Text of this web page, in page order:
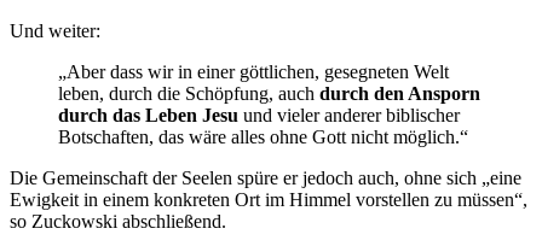
Und weiter:
„Aber dass wir in einer göttlichen, gesegneten Welt
leben, durch die Schöpfung, auch durch den Ansporn
durch das Leben Jesu und vieler anderer biblischer
Botschaften, das wäre alles ohne Gott nicht möglich.“
Die Gemeinschaft der Seelen spüre er jedoch auch, ohne sich „eine
Ewigkeit in einem konkreten Ort im Himmel vorstellen zu müssen“,
so Zuckowski abschließend.